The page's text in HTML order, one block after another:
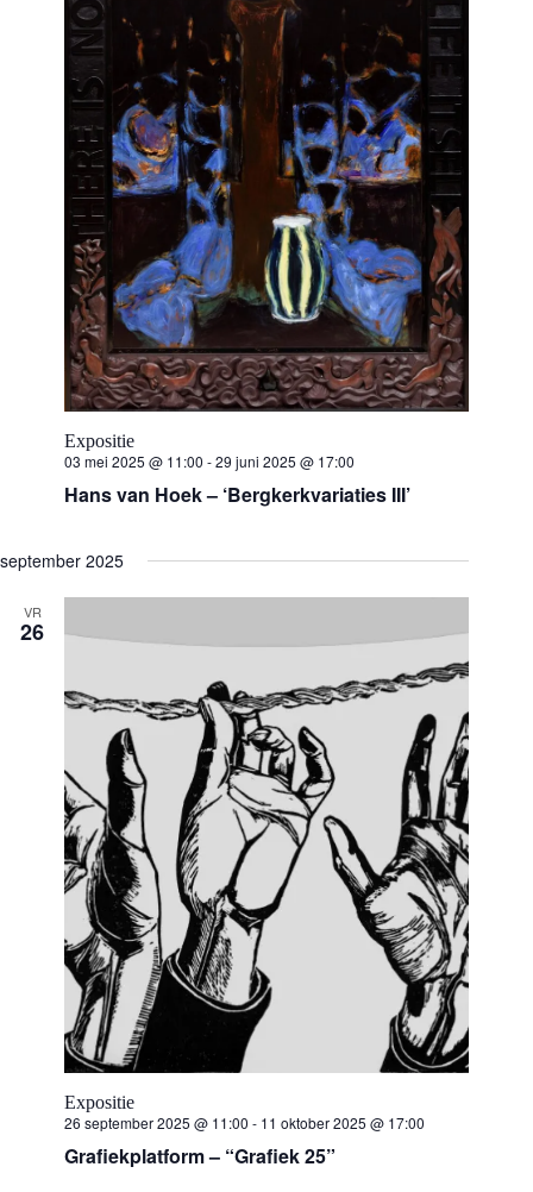
03 mei 2025 @ 11:00 -29 juni 2025 @ 17:00
Hans van Hoek – ‘Bergkerkvariaties III’
Expositie
september 2025
VR
26
26 september 2025 @ 11:00 - 11 oktober 2025 @ 17:00
Grafiekplatform – “Grafiek 25”
Expositie